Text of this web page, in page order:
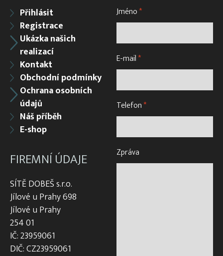
Přihlásit
Registrace
Ukázka našich
realizací
Kontakt
Obchodní podmínky
Ochrana osobních
údajů
Náš příběh
E-shop
FIREMNÍ ÚDAJE
SÍTĚ DOBEŠ s.r.o.
Jílové u Prahy 698
Jílové u Prahy
254 01
IČ: 23959061
DIČ: CZ23959061
Jméno*
E-mail*
Telefon*
Zpráva